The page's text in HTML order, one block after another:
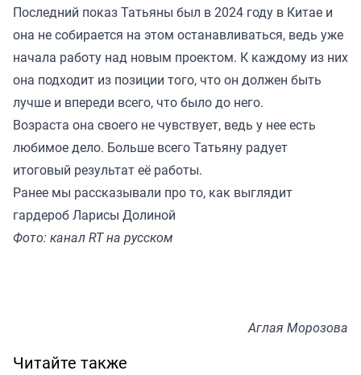
Последний показ Татьяны был в 2024 году в Китае и
она не собирается на этом останавливаться, ведь уже
начала работу над новым проектом. К каждому из них
она подходит из позиции того, что он должен быть
лучше и впереди всего, что было до него.
Возраста она своего не чувствует, ведь у нее есть
любимое дело. Больше всего Татьяну радует
итоговый результат её работы.
Ранее мы рассказывали про то, как выглядит
гардероб Ларисы Долиной
Фото: канал RT на русском
Аглая Морозова
Читайте также